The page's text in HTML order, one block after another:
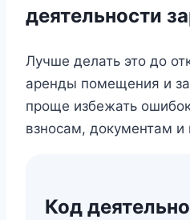
деятельности
Лучше делать это до
аренды помещения и
проще избежать
взносам, документам и
Код